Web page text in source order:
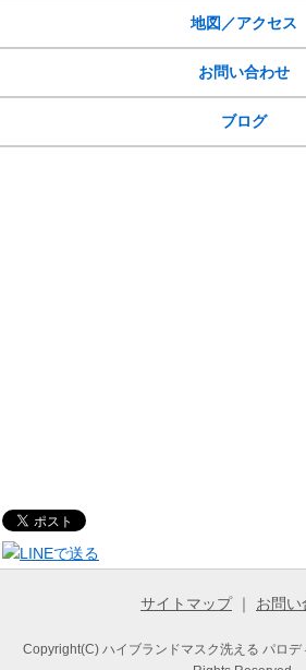
地図／アクセス
お問い合わせ
ブログ
サイトマップ｜ お問い
Copyright(C) ハイブランドマスク洗える パロデ